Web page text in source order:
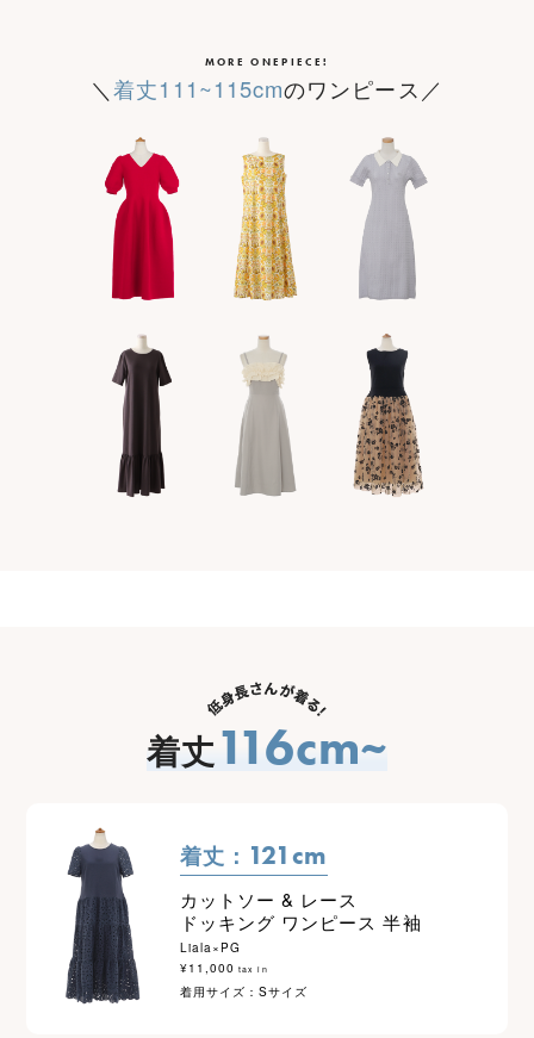
MORE ONEPIECE!
＼着丈111~115cmのワンピース／
着丈116cm~
着丈： 121cm
カットソー & レース
ドッキング ワンピース 半袖
Liala×PG
¥11,000 tax in
着用サイズ：Sサイズ